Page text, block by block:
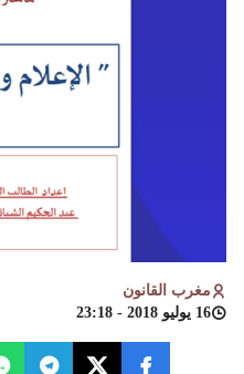
مغرب القانون
16 يوليو 2018 - 23:18